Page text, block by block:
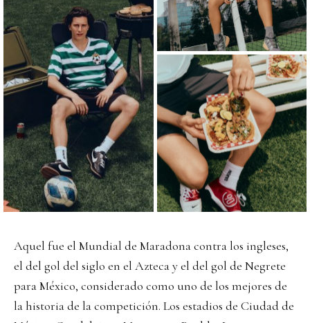
Aquel fue el Mundial de Maradona contra los ingleses,
el del gol del siglo en el Azteca y el del gol de Negrete
para México, considerado como uno de los mejores de
la historia de la competición. Los estadios de Ciudad de